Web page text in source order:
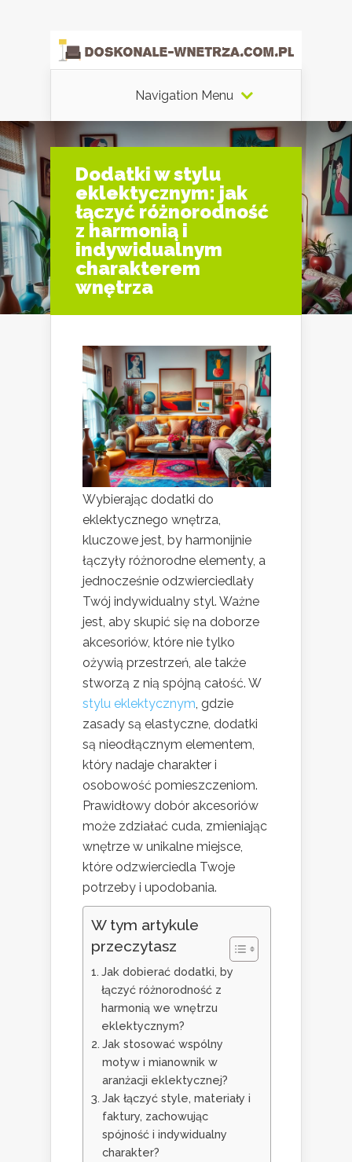
Navigation Menu
Dodatki w stylu
eklektycznym: jak
łączyć różnorodność
z harmonią i
indywidualnym
charakterem
wnętrza
Wybierając dodatki do
eklektycznego wnętrza,
kluczowe jest, by harmonijnie
łączyły różnorodne elementy, a
jednocześnie odzwierciedlały
Twój indywidualny styl. Ważne
jest, aby skupić się na doborze
akcesoriów, które nie tylko
ożywią przestrzeń, ale także
stworzą z nią spójną całość. W
stylu eklektycznym, gdzie
zasady są elastyczne, dodatki
są nieodłącznym elementem,
który nadaje charakter i
osobowość pomieszczeniom.
Prawidłowy dobór akcesoriów
może zdziałać cuda, zmieniając
wnętrze w unikalne miejsce,
które odzwierciedla Twoje
potrzeby i upodobania.
W tym artykule
przeczytasz
Jak dobierać dodatki, by
łączyć różnorodność z
harmonią we wnętrzu
eklektycznym?
Jak stosować wspólny
motyw i mianownik w
aranżacji eklektycznej?
Jak łączyć style, materiały i
faktury, zachowując
spójność i indywidualny
charakter?